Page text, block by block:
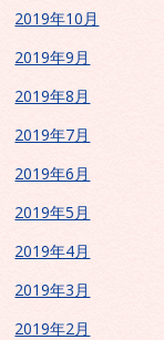
2019年10月
2019年9月
2019年8月
2019年7月
2019年6月
2019年5月
2019年4月
2019年3月
2019年2月